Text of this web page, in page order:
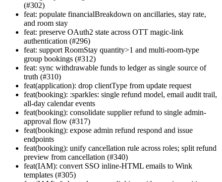
(#302)
feat: populate financialBreakdown on ancillaries, stay rate,
and room stay
feat: preserve OAuth2 state across OTT magic-link
authentication (#296)
feat: support RoomStay quantity>1 and multi-room-type
group bookings (#312)
feat: sync withdrawable funds to ledger as single source of
truth (#310)
feat(application): drop clientType from update request
feat(booking): :sparkles: single refund model, email audit trail,
all-day calendar events
feat(booking): consolidate supplier refund to single admin-
approval flow (#317)
feat(booking): expose admin refund respond and issue
endpoints
feat(booking): unify cancellation rule across roles; split refund
preview from cancellation (#340)
feat(IAM): convert SSO inline-HTML emails to Wink
templates (#305)